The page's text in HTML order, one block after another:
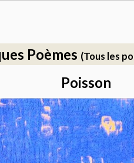
Poèmes (Tous les
Poisson